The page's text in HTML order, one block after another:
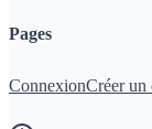
Pages
ConnexionCréer un